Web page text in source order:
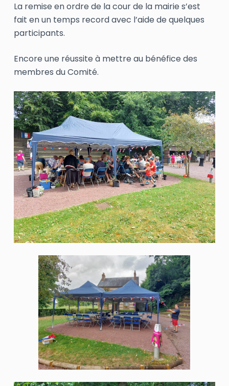
La remise en ordre de la cour de la mairie s’est
fait en un temps record avec l’aide de quelques
participants.
Encore une réussite à mettre au bénéfice des
membres du Comité.